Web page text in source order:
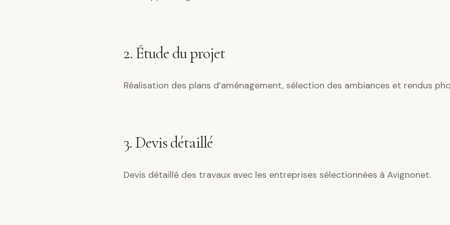
2. Étude du projet
Réalisation des plans d’aménagement, sélection des ambiances et rendus
3. Devis détaillé
Devis détaillé des travaux avec les entreprises sélectionnées à Avignonet.